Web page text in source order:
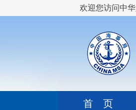
欢迎您访问中
首 页